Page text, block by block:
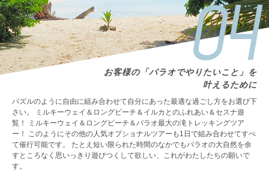
お客様の「パラオでやりたいこと」を
叶えるために
パズルのように自由に組み合わせて自分にあった最適な過ごし方をお選び下
さい。 ミルキーウェイ＆ロングビーチ＆イルカとのふれあい＆セスナ遊
覧！ ミルキーウェイ＆ロングビーチ＆パラオ最大の滝トレッキングツア
ー！ このようにその他の人気オプショナルツアーも1日で組み合わせてすべ
て催行可能です。 たとえ短い限られた時間のなかでもパラオの大自然を余
すところなく思いっきり遊びつくして欲しい、これがわたしたちの願いで
す。